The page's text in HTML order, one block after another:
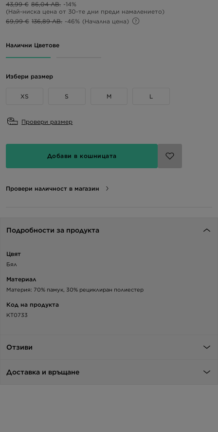
43,99 € 86,04 ЛВ. -14%
(Най-ниска цена от 30-те дни преди намалението)
69,99 € 136,89 ЛВ. -46% (Начална цена)
Налични Цветове
Избери размер
XS S M L
Провери размер
Добави в кошницата
Провери наличност в магазин
Подробности за продукта
Цвят
Бял
Материал
Материя: 70% памук, 30% рециклиран полиестер
Код на продукта
KT0733
Отзиви
Доставка и връщане